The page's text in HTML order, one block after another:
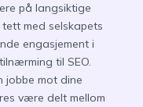
på langsiktige
med selskapets
engasjement i
til SEO.
jobbe mot dine
være delt mellom